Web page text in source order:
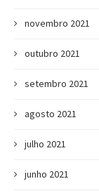
novembro 2021
outubro 2021
setembro 2021
agosto 2021
julho 2021
junho 2021